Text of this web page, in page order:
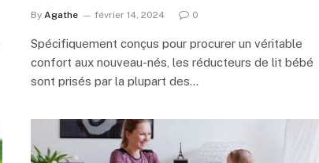
By Agathe février 14, 2024 0
Spécifiquement conçus pour procurer un véritable
confort aux nouveau-nés, les réducteurs de lit bébé
sont prisés par la plupart des…